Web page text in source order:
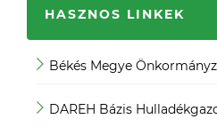
HASZNOS LINKEK
Békés Megye
DAREH Bázis